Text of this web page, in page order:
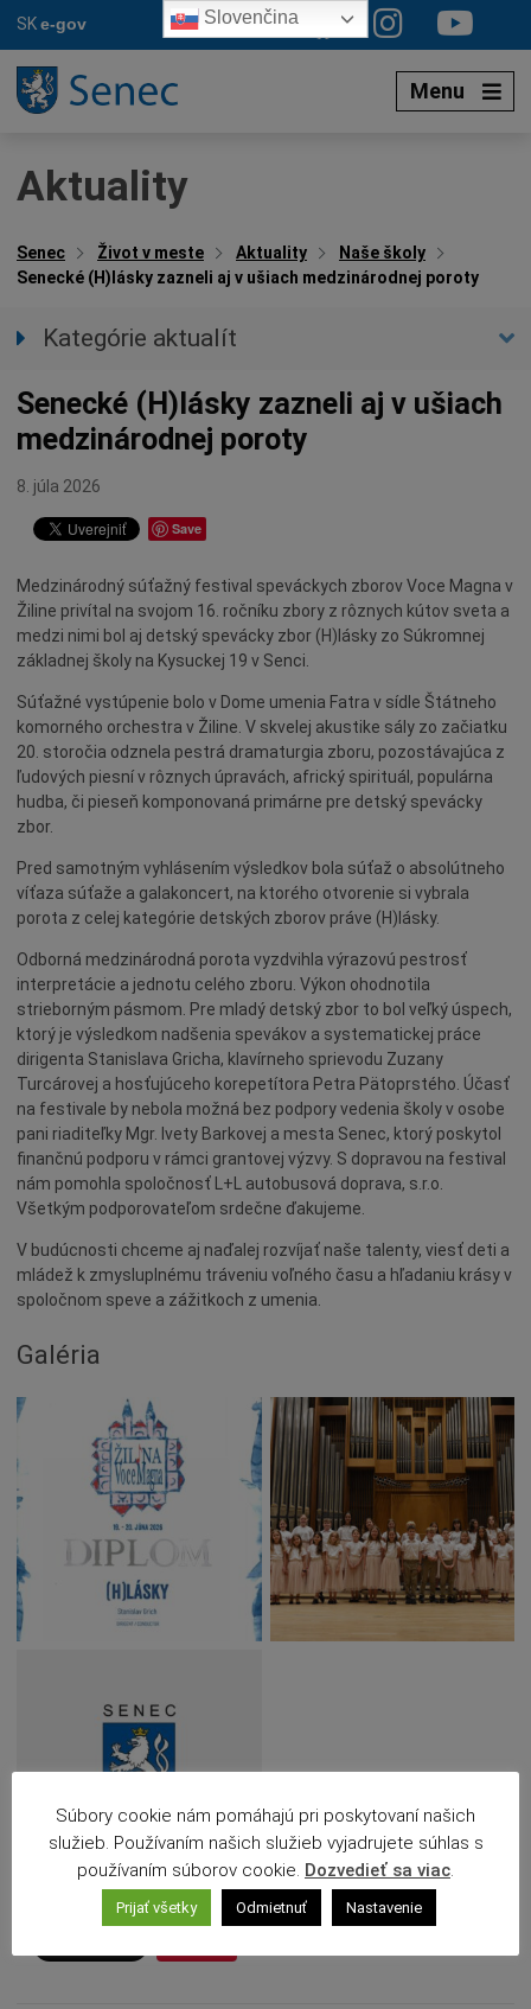
SKe-gov
Menu
Aktuality
Senec Život v meste Aktuality
Naše školy
Senecké (H)lásky zazneli aj v ušiach medzinárodnej poroty
Kategórie aktualít
Spravodajstvo
Parkovacia politika
Kultúra
Ocenenia
Údržba
Doprava
Oznamy
Mestský úrad
Projekty
Primátor
Otázky a odpovede
Osobnosti
História
Ocenenia
Voľby
Šport
Naše školy
Seniori
Partnerské mestá
Národnostné menšiny
Podujatie
Cyklomesto
Rekonštrukcia
Slnečné jazerá
Zdravotníctvo
Dobrovoľníctvo
Rady a tipy
Benefícia
Deti a rodina
Duchovný život
EkoMesto
Veda
Senecké (H)lásky zazneli aj v ušiach
medzinárodnej poroty
8. júla 2026
Save
Medzinárodný súťažný festival speváckych zborov Voce Magna v
Žiline privítal na svojom 16. ročníku zbory z rôznych kútov sveta a
medzi nimi bol aj detský spevácky zbor (H)lásky zo Súkromnej
základnej školy na Kysuckej 19 v Senci.
Súťažné vystúpenie bolo v Dome umenia Fatra v sídle Štátneho
komorného orchestra v Žiline. V skvelej akustike sály zo začiatku
20. storočia odznela pestrá dramaturgia zboru, pozostávajúca z
ľudových piesní v rôznych úpravách, africký spirituál, populárna
hudba, či pieseň komponovaná primárne pre detský spevácky
zbor.
Pred samotným vyhlásením výsledkov bola súťaž o absolútneho
víťaza súťaže a galakoncert, na ktorého otvorenie si vybrala
porota z celej kategórie detských zborov práve (H)lásky.
Odborná medzinárodná porota vyzdvihla výrazovú pestrosť
interpretácie a jednotu celého zboru. Výkon ohodnotila
strieborným pásmom. Pre mladý detský zbor to bol veľký úspech,
ktorý je výsledkom nadšenia spevákov a systematickej práce
dirigenta Stanislava Gricha, klavírneho sprievodu Zuzany
Turcárovej a hosťujúceho korepetítora Petra Pätoprstého. Účasť
na festivale by nebola možná bez podpory vedenia školy v osobe
pani riaditeľky Mgr. Ivety Barkovej a mesta Senec, ktorý poskytol
finančnú podporu v rámci grantovej výzvy. S dopravou na festival
nám pomohla spoločnosť L+L autobusová doprava, s.r.o.
Všetkým podporovateľom srdečne ďakujeme.
V budúcnosti chceme aj naďalej rozvíjať naše talenty, viesť deti a
mládež k zmysluplnému tráveniu voľného času a hľadaniu krásy v
spoločnom speve a zážitkoch z umenia.
Galéria
Súbory cookie nám pomáhajú pri poskytovaní našich
služieb. Používaním našich služieb vyjadrujete súhlas s
používaním súborov cookie. Dozvedieť sa viac.
Prijať všetky Odmietnuť Nastavenie
Slovenčina